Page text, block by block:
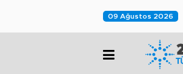
09 Ağustos 2026